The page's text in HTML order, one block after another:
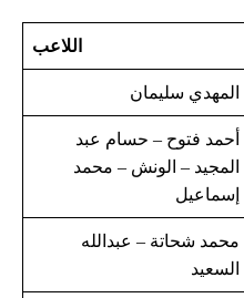
اللاعب
المهدي سليمان
أحمد فتوح – حسام عبد
المجيد – الونش – محمد
إسماعيل
محمد شحاتة – عبدالله
السعيد